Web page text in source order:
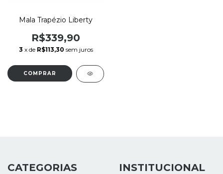
Mala Trapézio Liberty
R$339,90
3 x de R$113,30 sem juros
CATEGORIAS INSTITUCIONAL